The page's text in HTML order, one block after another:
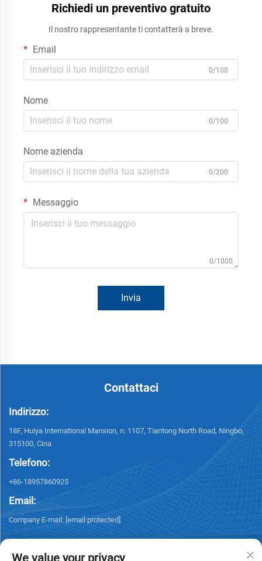
Richiedi un preventivo gratuito
Il nostro rappresentante ti contatterà a breve.
Email
0/100
Nome
0/100
Nome azienda
0/200
Messaggio
0/1000
Invia
Contattaci
Indirizzo:
18F, Huiya International Mansion, n. 1107, Tiantong North Road, Ningbo,
315100, Cina
Telefono:
+86-18957860925
Email:
Company E-mail: [email protected]
We value your privacy